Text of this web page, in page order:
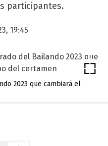
participantes.
19:45
2023 que cambiará el